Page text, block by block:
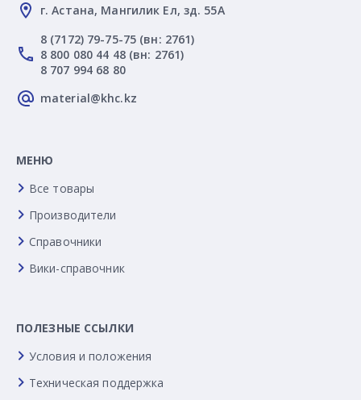
г. Астана, Мангилик Ел, зд. 55А
8 (7172) 79-75-75 (вн: 2761)
8 800 080 44 48 (вн: 2761)
8 707 994 68 80
material@khc.kz
МЕНЮ
Все товары
Производители
Справочники
Вики-справочник
ПОЛЕЗНЫЕ ССЫЛКИ
Условия и положения
Техническая поддержка